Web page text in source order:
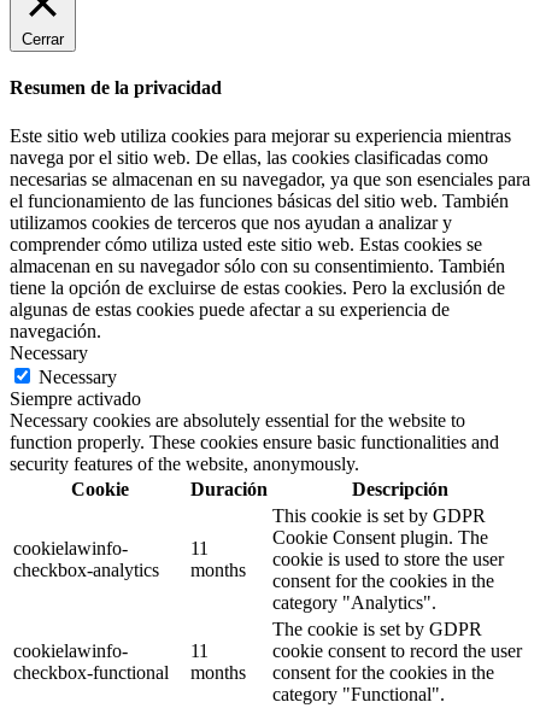
Cerrar
Resumen de la privacidad
Este sitio web utiliza cookies para mejorar su experiencia mientras
navega por el sitio web. De ellas, las cookies clasificadas como
necesarias se almacenan en su navegador, ya que son esenciales para
el funcionamiento de las funciones básicas del sitio web. También
utilizamos cookies de terceros que nos ayudan a analizar y
comprender cómo utiliza usted este sitio web. Estas cookies se
almacenan en su navegador sólo con su consentimiento. También
tiene la opción de excluirse de estas cookies. Pero la exclusión de
algunas de estas cookies puede afectar a su experiencia de
navegación.
Necessary
Necessary
Siempre activado
Necessary cookies are absolutely essential for the website to
function properly. These cookies ensure basic functionalities and
security features of the website, anonymously.
Cookie
Duración Descripción
cookielawinfo-
checkbox-analytics
11
months
This cookie is set by GDPR
Cookie Consent plugin. The
cookie is used to store the user
consent for the cookies in the
category "Analytics".
cookielawinfo-
checkbox-functional
11
months
The cookie is set by GDPR
cookie consent to record the user
consent for the cookies in the
category "Functional".